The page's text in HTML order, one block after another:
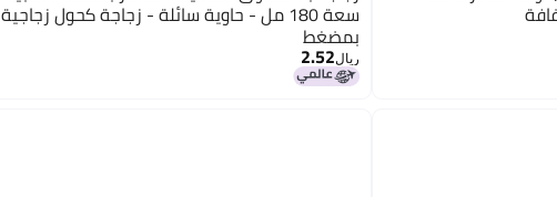
سعة 180 مل - حاوية سائلة - زجاجة كحول زجاجية
بمضغط
ريال2.52